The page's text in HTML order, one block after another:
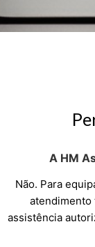
A HM
Não. Para
atendimento
assistência